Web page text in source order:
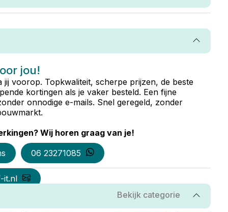
jou!
jij voorop. Topkwaliteit, scherpe prijzen, de beste
kortingen als je vaker besteld. Een fijne
onnodige e-mails. Snel geregeld, zonder
Wij horen graag van je!
06 23271085
it.nl
Bekijk categorie